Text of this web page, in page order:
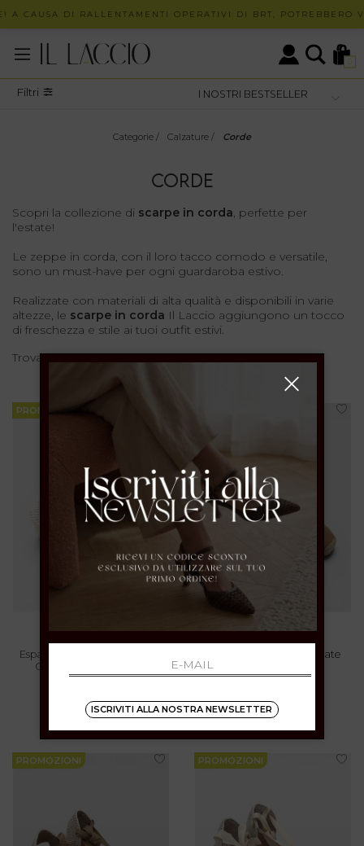
A CAUSA DI RALLENTAMENTI OPERATIVI DI BRT, POTREBBERO
0
Filtri
Categorie / Calzature / Corde
CORDE
Scopri la collezione di scarpe in corda, perfette per
l'estate!
Le zeppe in corda, con il loro tacco comodo e versatile,
sono un must-have per ogni guardaroba estivo.
Realizzate con materiali di alta qualità e disponibili in varie
altezze, le scarpe in corda Il Laccio aggiungono un tocco
di freschezza e stile ai tuoi outfit estivi.
Trova il modello perfetto per te nella nostra collezione.
PROMOZIONI
Espadrillas Donna Color Nero
Con Lacci Alla Caviglia
€ 69.00 -40%
€ 41.40
€ 69.00
€ 41.40
PROMOZIONI PROMOZIONI
ISCRIVITI ALLA NOSTRA NEWSLETTER